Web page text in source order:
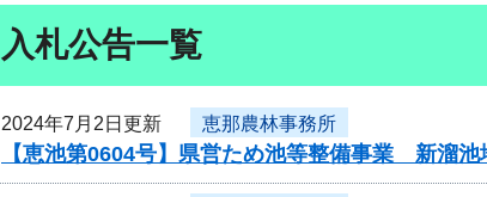
入札公告一覧
2024年7月2日更新 恵那農林事務所
【恵池第0604号】県営ため池等整備事業 新溜